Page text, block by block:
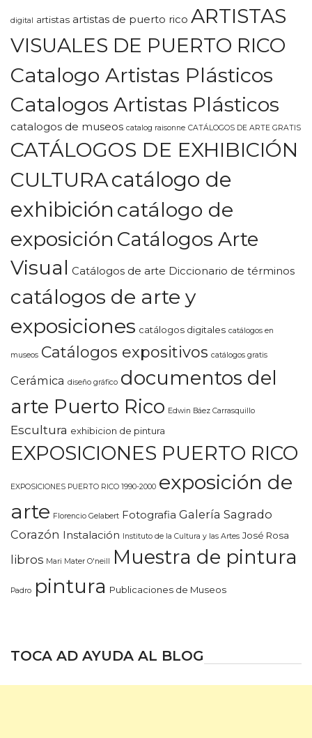
digital artistas artistas de puerto rico ARTISTAS
VISUALES DE PUERTO RICO
Catalogo Artistas Plásticos
Catalogos Artistas Plásticos
catalogos de museos catalog raisonne CATÁLOGOS DE ARTE GRATIS
CATÁLOGOS DE EXHIBICIÓN
CULTURAcatálogo de
exhibición catálogo de
exposición Catálogos Arte
Visual Catálogos de arte Diccionario de términos
catálogos de arte y
exposiciones catálogos digitales catálogos en
museos Catálogos expositivos catálogos gratis
Cerámica diseño gráfico documentos del
arte Puerto Rico Edwin Báez Carrasquillo
Escultura exhibicion de pintura
EXPOSICIONES PUERTO RICO
EXPOSICIONES PUERTO RICO 1990-2000 exposición de
arte Florencio Gelabert Fotografia Galería Sagrado
Corazón Instalación Instituto de la Cultura y las Artes José Rosa
libros Mari Mater O'neill Muestra de pintura
Padro pintura Publicaciones de Museos
TOCA AD AYUDA AL BLOG